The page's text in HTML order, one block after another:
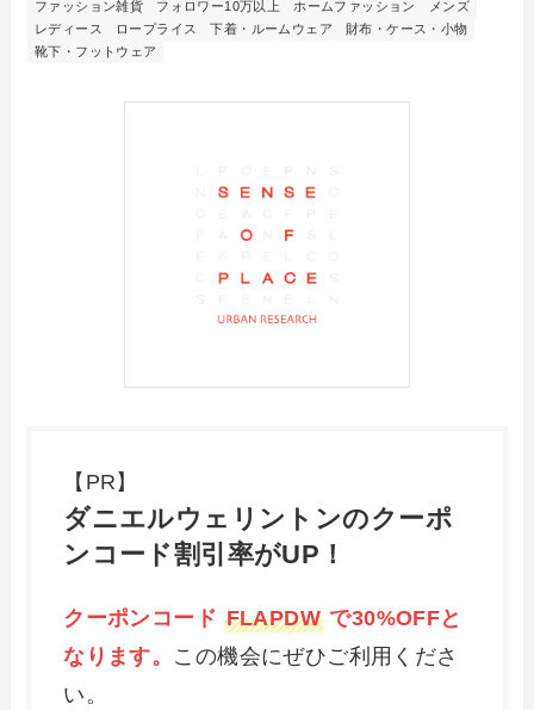
ファッション雑貨
フォロワー10万以上 ホームファッション
メンズ
レディース
ロープライス 下着・ルームウェア
財布・ケース・小物
靴下・フットウェア
【PR】
ダニエルウェリントンのクーポ
ンコード割引率がUP！
クーポンコード FLAPDWで30%OFFと
なります。 この機会にぜひご利用くださ
い。